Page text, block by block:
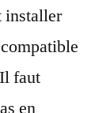
installer
faut
en